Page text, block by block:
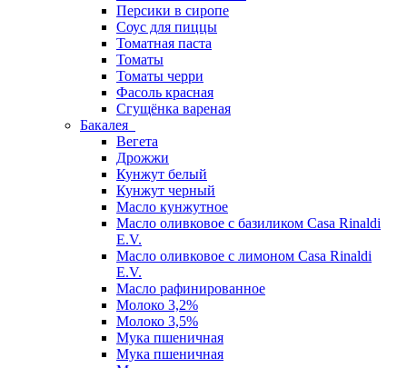
Персики в сиропе
Соус для пиццы
Томатная паста
Томаты
Томаты черри
Фасоль красная
Сгущёнка вареная
Бакалея
Вегета
Дрожжи
Кунжут белый
Кунжут черный
Масло кунжутное
Масло оливковое с базиликом Casa Rinaldi
E.V.
Масло оливковое с лимоном Casa Rinaldi
E.V.
Масло рафинированное
Молоко 3,2%
Молоко 3,5%
Мука пшеничная
Мука пшеничная